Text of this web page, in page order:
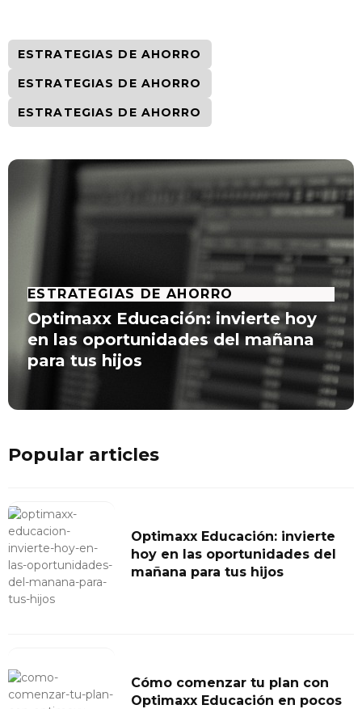
ESTRATEGIAS DE AHORRO
ESTRATEGIAS DE AHORRO
ESTRATEGIAS DE AHORRO
ESTRATEGIAS DE AHORRO
Optimaxx Educación: invierte hoy
en las oportunidades del mañana
para tus hijos
Popular articles
Optimaxx Educación: invierte
hoy en las oportunidades del
mañana para tus hijos
Cómo comenzar tu plan con
Optimaxx Educación en pocos